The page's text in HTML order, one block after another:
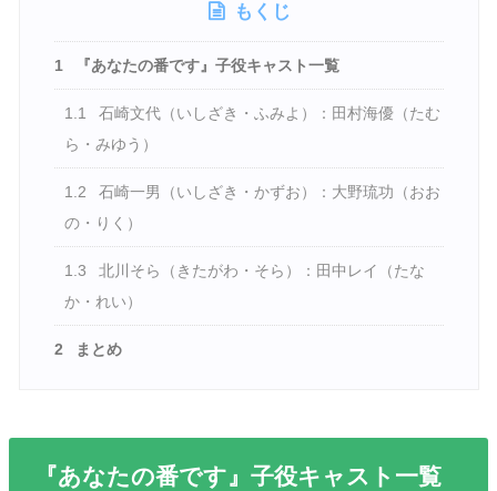
もくじ
1 『あなたの番です』子役キャスト一覧
1.1
石崎文代（いしざき・ふみよ）：田村海優（たむ
ら・みゆう）
1.2
石崎一男（いしざき・かずお）：大野琉功（おお
の・りく）
1.3
北川そら（きたがわ・そら）：田中レイ（たな
か・れい）
2 まとめ
『あなたの番です』子役キャスト一覧